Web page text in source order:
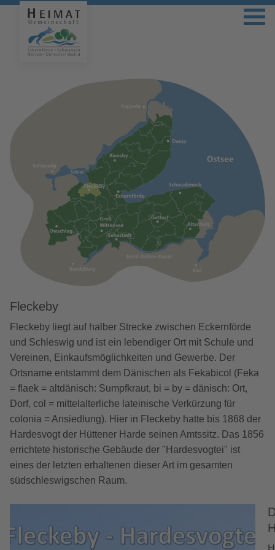
Fleckeby
Fleckeby liegt auf halber Strecke zwischen Eckernförde
und Schleswig und ist ein lebendiger Ort mit Schule und
Vereinen, Einkaufsmöglichkeiten und Gewerbe. Der
Ortsname entstammt dem Dänischen als Fekabicol (Feka
= flaek = altdänisch: Sumpfkraut, bi = by = dänisch: Ort,
Dorf, col = mittelalterliche lateinische Verkürzung für
colonia = Ansiedlung). Hier in Fleckeby hatte bis 1868 der
Hardesvogt der Hüttener Harde seinen Amtssitz. Das 1856
errichtete historische Gebäude der "Hardesvogtei" ist
eines der letzten erhaltenen dieser Art im gesamten
südschleswigschen Raum.